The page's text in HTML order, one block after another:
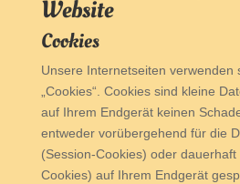
Website
Cookies
Unsere Internetseiten verwenden
„Cookies“. Cookies sind kleine
auf Ihrem Endgerät keinen
entweder vorübergehend für die
(Session-Cookies) oder
Cookies) auf Ihrem Endgerät